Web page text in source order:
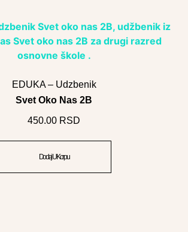
EDUKA – Udzbenik
Svet Oko Nas 2B
450.00 RSD
Dodaj U Korpu